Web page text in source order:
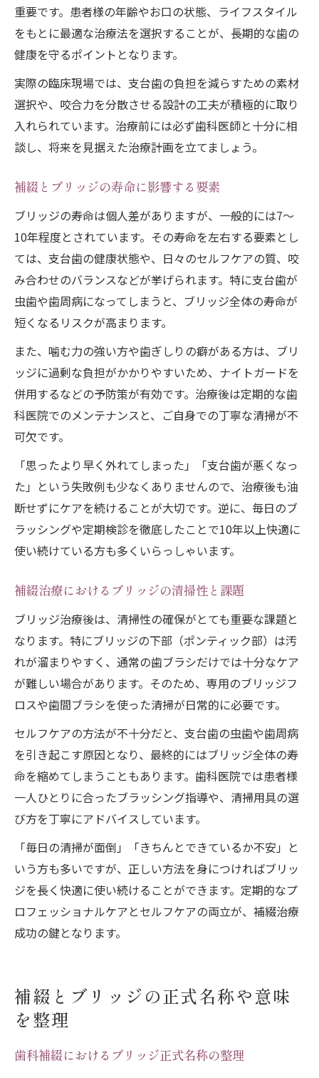
重要です。患者様の年齢やお口の状態、ライフスタイル
をもとに最適な治療法を選択することが、長期的な歯の
健康を守るポイントとなります。
実際の臨床現場では、支台歯の負担を減らすための素材
選択や、咬合力を分散させる設計の工夫が積極的に取り
入れられています。治療前には必ず歯科医師と十分に相
談し、将来を見据えた治療計画を立てましょう。
補綴とブリッジの寿命に影響する要素
ブリッジの寿命は個人差がありますが、一般的には7～
10年程度とされています。その寿命を左右する要素とし
ては、支台歯の健康状態や、日々のセルフケアの質、咬
み合わせのバランスなどが挙げられます。特に支台歯が
虫歯や歯周病になってしまうと、ブリッジ全体の寿命が
短くなるリスクが高まります。
また、噛む力の強い方や歯ぎしりの癖がある方は、ブリ
ッジに過剰な負担がかかりやすいため、ナイトガードを
併用するなどの予防策が有効です。治療後は定期的な歯
科医院でのメンテナンスと、ご自身での丁寧な清掃が不
可欠です。
「思ったより早く外れてしまった」「支台歯が悪くなっ
た」という失敗例も少なくありませんので、治療後も油
断せずにケアを続けることが大切です。逆に、毎日のブ
ラッシングや定期検診を徹底したことで10年以上快適に
使い続けている方も多くいらっしゃいます。
補綴治療におけるブリッジの清掃性と課題
ブリッジ治療後は、清掃性の確保がとても重要な課題と
なります。特にブリッジの下部（ポンティック部）は汚
れが溜まりやすく、通常の歯ブラシだけでは十分なケア
が難しい場合があります。そのため、専用のブリッジフ
ロスや歯間ブラシを使った清掃が日常的に必要です。
セルフケアの方法が不十分だと、支台歯の虫歯や歯周病
を引き起こす原因となり、最終的にはブリッジ全体の寿
命を縮めてしまうこともあります。歯科医院では患者様
一人ひとりに合ったブラッシング指導や、清掃用具の選
び方を丁寧にアドバイスしています。
「毎日の清掃が面倒」「きちんとできているか不安」と
いう方も多いですが、正しい方法を身につければブリッ
ジを長く快適に使い続けることができます。定期的なプ
ロフェッショナルケアとセルフケアの両立が、補綴治療
成功の鍵となります。
補綴とブリッジの正式名称や意味
を整理
歯科補綴におけるブリッジ正式名称の整理